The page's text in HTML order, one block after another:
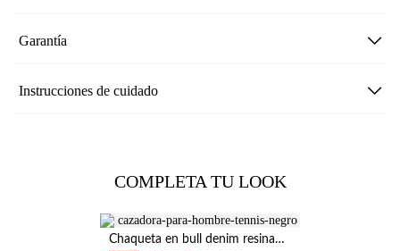
Garantía
Instrucciones de cuidado
COMPLETA TU LOOK
Chaqueta en bull denim resinada negra para hombre